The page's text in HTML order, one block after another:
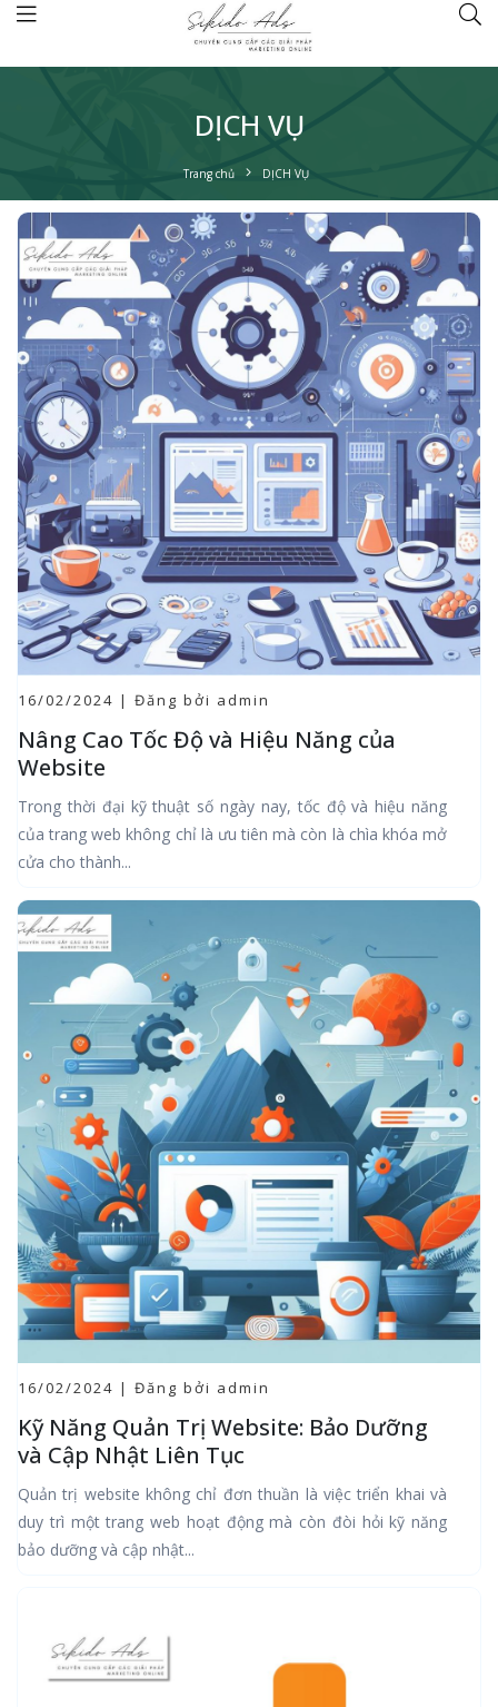
DỊCH VỤ
Trang chủ DỊCH VỤ
16/02/2024 | Đăng bởi admin
Nâng Cao Tốc Độ và Hiệu Năng của
Website
Trong thời đại kỹ thuật số ngày nay, tốc độ và hiệu năng
của trang web không chỉ là ưu tiên mà còn là chìa khóa mở
cửa cho thành...
16/02/2024 | Đăng bởi admin
Kỹ Năng Quản Trị Website: Bảo Dưỡng
và Cập Nhật Liên Tục
Quản trị website không chỉ đơn thuần là việc triển khai và
duy trì một trang web hoạt động mà còn đòi hỏi kỹ năng
bảo dưỡng và cập nhật...